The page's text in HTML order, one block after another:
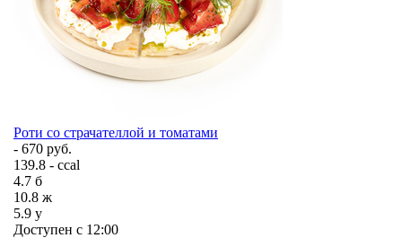
Роти со страчателлой и томатами
- 670 руб.
139.8 - ccal
4.7 б
10.8 ж
5.9 у
Доступен с 12:00